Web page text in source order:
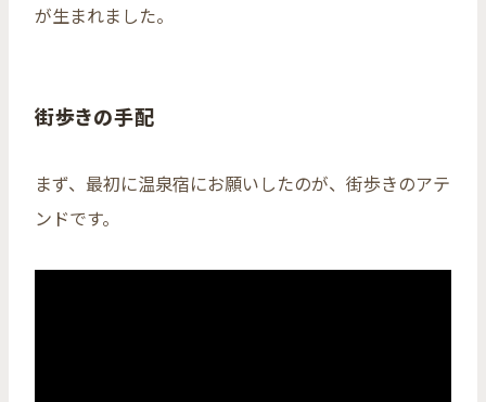
が生まれました。
街歩きの手配
まず、最初に温泉宿にお願いしたのが、街歩きのアテ
ンドです。